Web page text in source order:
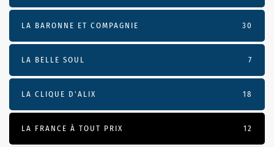
LA BARONNE ET COMPAGNIE 30
LA BELLE SOUL 7
LA CLIQUE D'ALIX 18
LA FRANCE À TOUT PRIX 12